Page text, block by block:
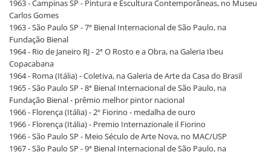
1963 - Campinas SP - Pintura e Escultura Contemporâneas, no Museu
Carlos Gomes
1963 - São Paulo SP - 7ª Bienal Internacional de São Paulo, na
Fundação Bienal
1964 - Rio de Janeiro RJ - 2ª O Rosto e a Obra, na Galeria Ibeu
Copacabana
1964 - Roma (Itália) - Coletiva, na Galeria de Arte da Casa do Brasil
1965 - São Paulo SP - 8ª Bienal Internacional de São Paulo, na
Fundação Bienal - prêmio melhor pintor nacional
1966 - Florença (Itália) - 2º Fiorino - medalha de ouro
1966 - Florença (Itália) - Premio Internazionale il Fiorino
1966 - São Paulo SP - Meio Século de Arte Nova, no MAC/USP
1967 - São Paulo SP - 9ª Bienal Internacional de São Paulo, na